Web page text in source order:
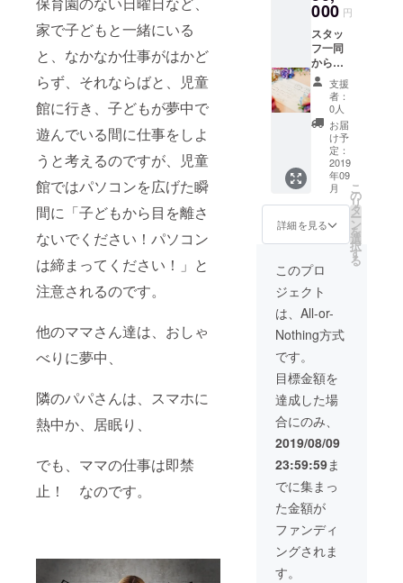
家で子どもと一緒にいる
と、なかなか仕事がはかど
らず、それならばと、児童
館に行き、子どもが夢中で
遊んでいる間に仕事をしよ
うと考えるのですが、児童
館ではパソコンを広げた瞬
間に「子どもから目を離さ
ないでください！パソコン
は締まってください！」と
注意されるのです。
他のママさん達は、おしゃ
べりに夢中、
隣のパパさんは、スマホに
熱中か、居眠り、
でも、ママの仕事は即禁
止！ なのです。
す。お
出ませ
ん。 ※
有効期
限1年
（1年
間） ※
支援
時、必
ず備考
欄にご
希望の
お名前
をご記
入くだ
さい。
また、
ロゴ入
りトー
トバッ
グをプ
販、イ
ベント
会費、
にはご
利用で
きませ
育園一
時保育
利用券
（8か
月-2歳
児ま
で）
※園児の
空きが
みの利
用とな
りま
す。要
予約 ※
入会手
用が別
途にか
かる場
合があ
りま
す。ご
了承く
ださ
い。ご
利用は
500円単
位とな
りま
000 円
スタッ
フ一同
からの
お礼の
お手紙
とオリ
ジナル
ステッ
カー、
利用者
様から
のご意
見や感
想も送
ります
（2
回）。
また、
施設内
に、ご
支援者
のお名
（頂け
た場合
に）の
掲載と
共に、
ご支援
者の利
用者様
への
メッ
セージ
を掲載
します
支援
者：
0人
お届
け予
定：
2019
年09
月
詳細を見る
こ
の
リ
タ
ー
ン
を
選
択
す
る
このプロ
ジェクト
は、All-or-
Nothing方式
です。
目標金額を
達成した場
合にのみ、
2019/08/09
23:59:59ま
でに集まっ
た金額が
ファンディ
ングされま
す。